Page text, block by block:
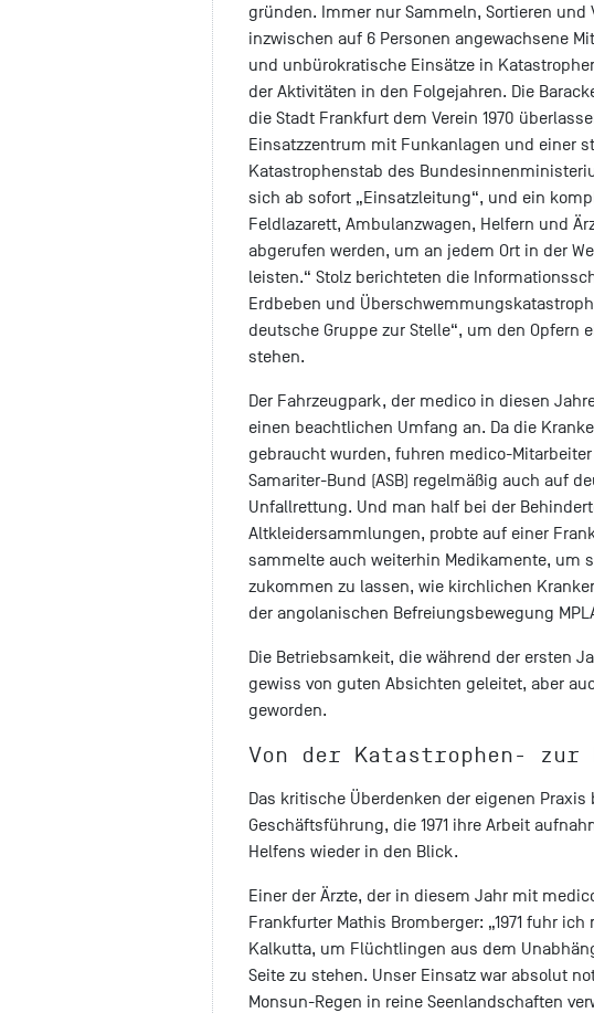
gründen. Immer nur Sammeln, Sortieren und
inzwischen auf 6 Personen angewachsene
und unbürokratische Einsätze in
der Aktivitäten in den Folgejahren. Die
die Stadt Frankfurt dem Verein 1970
Einsatzzentrum mit Funkanlagen und einer
Katastrophenstab des
sich ab sofort „Einsatzleitung“, und ein
Feldlazarett, Ambulanzwagen, Helfern und
abgerufen werden, um an jedem Ort in der
leisten.“ Stolz berichteten die
Erdbeben und
deutsche Gruppe zur Stelle“, um den Opfern
stehen.
Der Fahrzeugpark, der medico in diesen
einen beachtlichen Umfang an. Da die
gebraucht wurden, fuhren medico-
Samariter-Bund (ASB) regelmäßig auch auf
Unfallrettung. Und man half bei der
Altkleidersammlungen, probte auf einer
sammelte auch weiterhin Medikamente, um
zukommen zu lassen, wie kirchlichen
der angolanischen Befreiungsbewegung
Die Betriebsamkeit, die während der ersten
gewiss von guten Absichten geleitet, aber
geworden.
Von der Katastrophen-
Das kritische Überdenken der eigenen
Geschäftsführung, die 1971 ihre Arbeit
Helfens wieder in den Blick.
Einer der Ärzte, der in diesem Jahr mit
Frankfurter Mathis Bromberger: „1971 fuhr
Kalkutta, um Flüchtlingen aus dem
Seite zu stehen. Unser Einsatz war absolut
Monsun-Regen in reine Seenlandschaften